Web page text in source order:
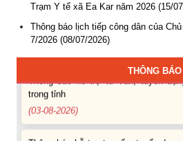
Trạm Y tế xã Ea Kar năm 2026 (15/
Thông báo lịch tiếp công dân của
7/2026 (08/07/2026)
THÔNG BÁO
Thông báo các khóa đào tạo năm học
(04-08-2026)
Thông báo hỗ trợ tư vấn, tuyển
trong tỉnh
(03-08-2026)